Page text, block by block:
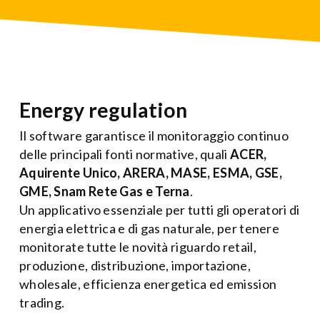
Energy regulation
Il software garantisce il monitoraggio continuo
delle principali fonti normative, quali ACER,
Aquirente Unico, ARERA, MASE, ESMA, GSE,
GME, Snam Rete Gas e Terna.
Un applicativo essenziale per tutti gli operatori di
energia elettrica e di gas naturale, per tenere
monitorate tutte le novità riguardo retail,
produzione, distribuzione, importazione,
wholesale, efficienza energetica ed emission
trading.